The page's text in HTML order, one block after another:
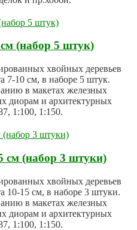
(набор 5 штук)
хвойных деревьев
7-10 см, в наборе 5 штук.
в макетах железных
диорам и архитектурных
1:100, 1:150.
см (набор 3 штуки)
хвойных деревьев
10-15 см, в наборе 3 штуки.
в макетах железных
диорам и архитектурных
1:100, 1:150.